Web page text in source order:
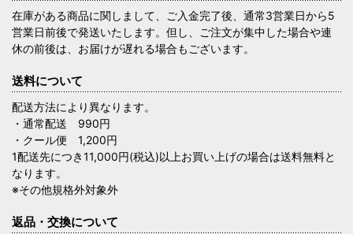
在庫がある商品に関しまして、ご入金完了後、通常3営業日から5
営業日前後で発送いたします。但し、ご注文が集中した場合や連
休の前後は、お届けが遅れる場合もございます。
送料について
配送方法により異なります。
・通常配送 990円
・クール便 1,200円
1配送先につき11,000円(税込)以上お買い上げの場合は送料無料と
なります。
※その他規格外対象外
返品・交換について